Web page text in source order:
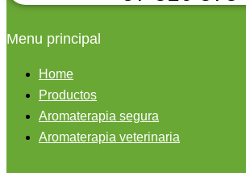
Menu principal
Home
Productos
Aromaterapia segura
Aromaterapia veterinaria